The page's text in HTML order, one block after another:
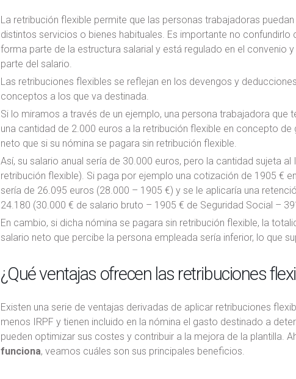
La retribución flexible permite que las personas trabajadoras
distintos servicios o bienes habituales. Es importante no
forma parte de la estructura salarial y está regulado en el convenio
parte del salario.
Las retribuciones flexibles se reflejan en los devengos y
conceptos a los que va destinada.
Si lo miramos a través de un ejemplo, una persona trabajadora que
una cantidad de 2.000 euros a la retribución flexible en concepto
neto que si su nómina se pagara sin retribución flexible.
Así, su salario anual sería de 30.000 euros, pero la cantidad sujeta
retribución flexible). Si paga por ejemplo una cotización de 1905 €
sería de 26.095 euros (28.000 – 1905 €) y se le aplicaría una
24.180 (30.000 € de salario bruto – 1905 € de Seguridad Social –
En cambio, si dicha nómina se pagara sin retribución flexible, la
salario neto que percibe la persona empleada sería inferior, lo que
¿Qué ventajas ofrecen las retribuciones
Existen una serie de ventajas derivadas de aplicar retribuciones
menos IRPF y tienen incluido en la nómina el gasto destinado a
pueden optimizar sus costes y contribuir a la mejora de la plantilla.
funciona, veamos cuáles son sus principales beneficios.